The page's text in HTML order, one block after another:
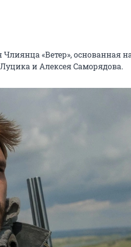
«Ветер», основанная
и Алексея Саморядова.